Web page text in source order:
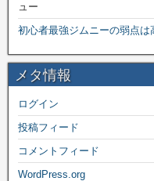
ュー
初心者最強ジムニーの弱点は
メタ情報
ログイン
投稿フィード
コメントフィード
WordPress.org